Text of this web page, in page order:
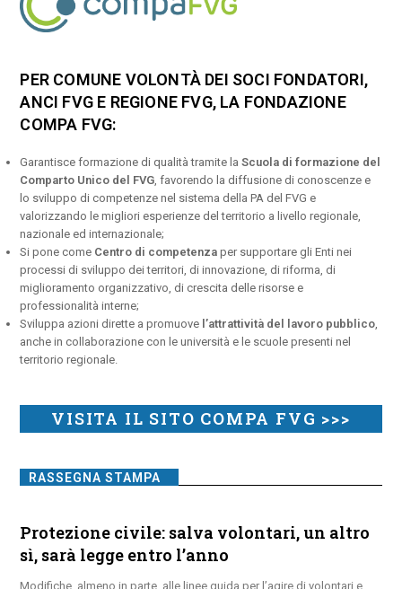
PER COMUNE VOLONTÀ DEI SOCI FONDATORI,
ANCI FVG E REGIONE FVG, LA FONDAZIONE
COMPA FVG:
Garantisce formazione di qualità tramite laScuola di formazione del
Comparto Unico del FVG , favorendo la diffusione di conoscenze e
lo sviluppo di competenze nel sistema della PA del FVG e
valorizzando le migliori esperienze del territorio a livello regionale,
nazionale ed internazionale;
Si pone come Centro di competenza per supportare gli Enti nei
processi di sviluppo dei territori, di innovazione, di riforma, di
miglioramento organizzativo, di crescita delle risorse e
professionalità interne;
Sviluppa azioni dirette a promuove l’attrattività del lavoro pubblico
anche in collaborazione con le università e le scuole presenti nel
territorio regionale.
VISITA IL SITO COMPA FVG >>>
RASSEGNA STAMPA
Protezione civile: salva volontari, un altro
sì, sarà legge entro l’anno
Modifiche, almeno in parte, alle linee guida per l’agire di volontari e